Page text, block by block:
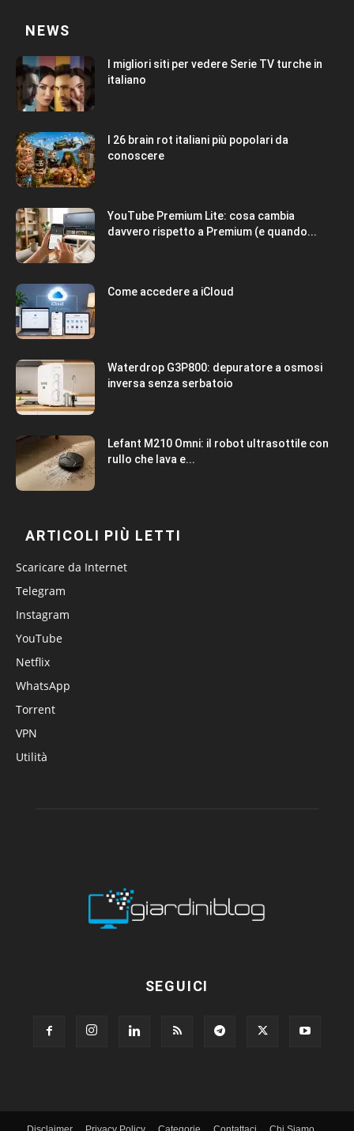
NEWS
I migliori siti per vedere Serie TV turche in
italiano
I 26 brain rot italiani più popolari da
conoscere
YouTube Premium Lite: cosa cambia
davvero rispetto a Premium (e quando...
Come accedere a iCloud
Waterdrop G3P800: depuratore a osmosi
inversa senza serbatoio
Lefant M210 Omni: il robot ultrasottile con
rullo che lava e...
ARTICOLI PIÙ LETTI
Scaricare da Internet
Telegram
Instagram
YouTube
Netflix
WhatsApp
Torrent
VPN
Utilità
SEGUICI